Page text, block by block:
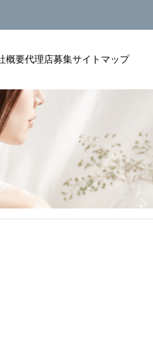
概要代理店募集サイトマップ
トをリピートにつなげ
美容室の